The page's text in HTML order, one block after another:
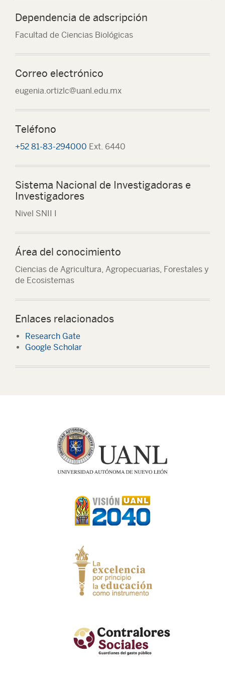
Dependencia de adscripción
Facultad de Ciencias Biológicas
Correo electrónico
eugenia.ortizlc@uanl.edu.mx
Teléfono
+52 81-83-294000 Ext. 6440
Sistema Nacional de Investigadoras e
Investigadores
Nivel SNII I
Área del conocimiento
Ciencias de Agricultura, Agropecuarias, Forestales y
de Ecosistemas
Enlaces relacionados
Research Gate
Google Scholar